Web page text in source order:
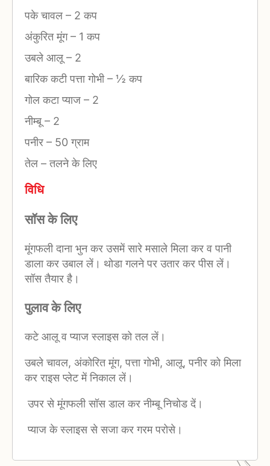
पके चावल – 2 कप
अंकुरित मूंग– 1 कप
उबले आलू– 2
बारिक कटी पत्ता गोभी– ½ कप
गोल कटा प्याज – 2
नीम्बू– 2
पनीर – 50 ग्राम
तेल –तलने के लिए
विधि
सॉस के लिए
मूंगफली दाना भुन कर उसमें सारे मसाले मिला कर व पानी
डाला कर उबाल लें। थोडा गलने पर उतार कर पीस लें।
सॉस तैयार है।
पुलाव के लिए
कटे आलू व प्याज स्लाइस को तल लें।
उबले चावल, अंकोरित मूंग, पत्ता गोभी, आलू, पनीर को मिला
कर राइस प्लेट में निकाल लें।
उपर से मूंगफली सॉस डाल कर नीम्बू निचोड दें।
प्याज के स्लाइस से सजा कर गरम परोसे।